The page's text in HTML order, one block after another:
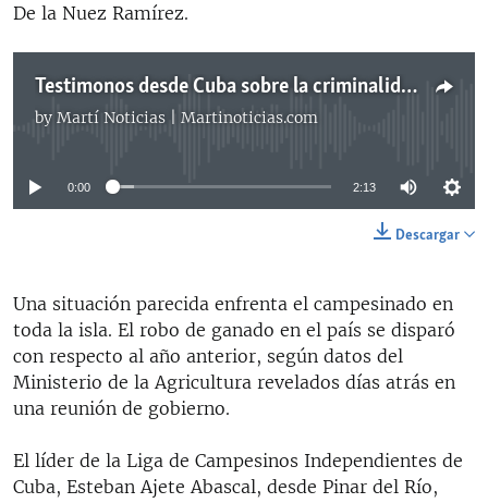
De la Nuez Ramírez.
Testimonos desde Cuba sobre la criminalidad
by Martí Noticias | Martinoticias.com
No media source currently available
0:00 2:13
Descargar
Una situación parecida enfrenta el campesinado en
toda la isla. El robo de ganado en el país se disparó
con respecto al año anterior, según datos del
Ministerio de la Agricultura revelados días atrás en
una reunión de gobierno.
El líder de la Liga de Campesinos Independientes de
Cuba, Esteban Ajete Abascal, desde Pinar del Río,